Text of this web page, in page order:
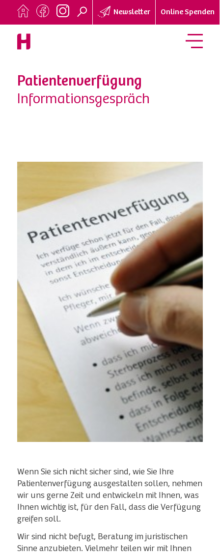
Newsletter Online Spenden
Patientenverfügung
Informationsgespräch
Wenn Sie sich nicht sicher sind, wie Sie Ihre
Patientenverfügung ausgestalten sollen, nehmen
wir uns gerne Zeit und entwickeln mit Ihnen, was
Ihnen wichtig ist, für den Fall, dass die Verfügung
greifen soll.
Wir sind nicht befugt, Beratung im juristischen
Sinne anzubieten. Vielmehr teilen wir mit Ihnen